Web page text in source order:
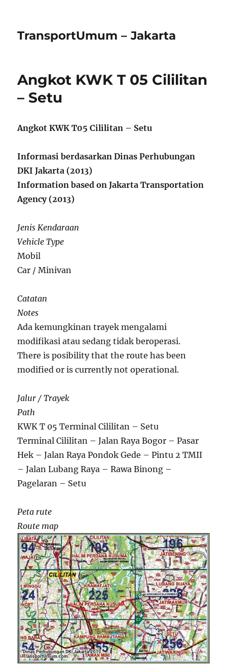
TransportUmum – Jakarta
Angkot KWK T 05 Cililitan
– Setu
Angkot KWK T05 Cililitan – Setu
Informasi berdasarkan Dinas Perhubungan
DKI Jakarta (2013)
Information based on Jakarta Transportation
Agency (2013)
Jenis Kendaraan
Vehicle Type
Mobil
Car / Minivan
Catatan
Notes
Ada kemungkinan trayek mengalami
modifikasi atau sedang tidak beroperasi.
There is posibility that the route has been
modified or is currently not operational.
Jalur / Trayek
Path
KWK T 05 Terminal Cililitan – Setu
Terminal Cililitan – Jalan Raya Bogor – Pasar
Hek – Jalan Raya Pondok Gede – Pintu 2 TMII
– Jalan Lubang Raya – Rawa Binong –
Pagelaran – Setu
Peta rute
Route map